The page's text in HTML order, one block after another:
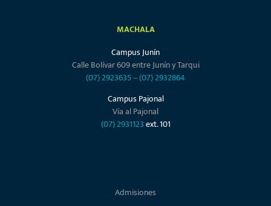
MACHALA
Campus Junín
Calle Bolívar 609 entre Junín y Tarqui
(07) 2923635–(07) 2932864
Campus Pajonal
Vía al Pajonal
(07) 2931123ext. 101
Admisiones